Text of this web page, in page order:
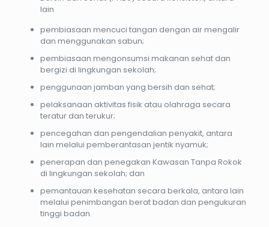
lain
pembiasaan mencuci tangan dengan air mengalir
dan menggunakan sabun;
pembiasaan mengonsumsi makanan sehat dan
bergizi di lingkungan sekolah;
penggunaan jamban yang bersih dan sehat;
pelaksanaan aktivitas fisik atau olahraga secara
teratur dan terukur;
pencegahan dan pengendalian penyakit, antara
lain melalui pemberantasan jentik nyamuk;
penerapan dan penegakan Kawasan Tanpa Rokok
di lingkungan sekolah; dan
pemantauan kesehatan secara berkala, antara lain
melalui penimbangan berat badan dan pengukuran
tinggi badan.